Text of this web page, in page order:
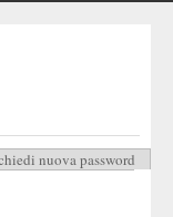
nuova password